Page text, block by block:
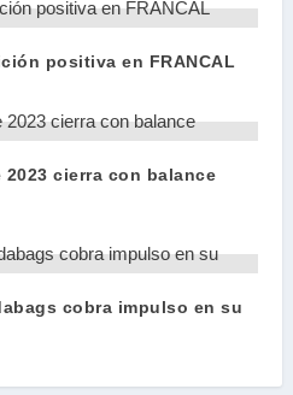
positiva en FRANCAL
2023 cierra con balance
cobra impulso en su